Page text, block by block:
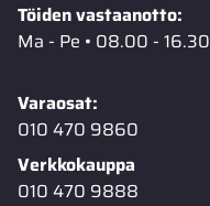
Töiden vastaanotto:
Ma - Pe • 08.00 - 16.30
Varaosat:
010 470 9860
Verkkokauppa
010 470 9888